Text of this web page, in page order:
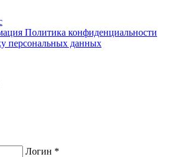
Политика конфиденциальности
персональных данных
Логин *